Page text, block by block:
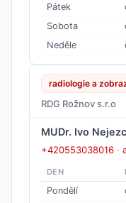
Pátek
Sobota
Neděle
radiologie a
RDG Rožnov s.r.o
MUDr. Ivo
+420553038016 ·
DEN
Pondělí